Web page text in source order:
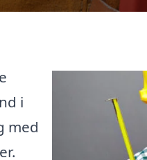
i
med